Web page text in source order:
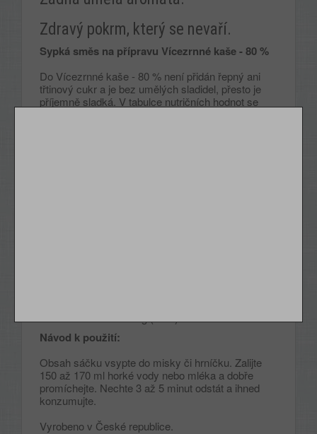
Zdravý pokrm, který se nevaří.
Sypká směs na přípravu Vícezrnné kaše - 80 %
Do Vícezrnné kaše - 80 % není přidán řepný ani
třtinový cukr a je bez umělých sladidel, přesto je
příjemně sladká. V tabulce nutričních hodnot se
Hmotnost balení:
Návod k použití:
Obsah sáčku vsypte do misky či hrníčku. Zalijte
150 až 170 ml horké vody nebo mléka a dobře
promíchejte. Nechte 3 až 5 minut odstát a ihned
konzumujte.
Vyrobeno v České republice.